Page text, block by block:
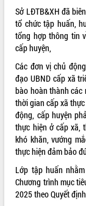
Sở LĐTB&XH đã
tổ chức tập huấn,
tổng hợp thông tin
cấp huyện,
Các đơn vị chủ
đạo UBND cấp xã
bào hoàn thành các
thời gian cấp xã
động, cấp huyện
thực hiện ở cấp xã,
khó khăn, vướng
thực hiện đảm bảo
Lớp tập huấn
Chương trình mục
2025 theo Quyết